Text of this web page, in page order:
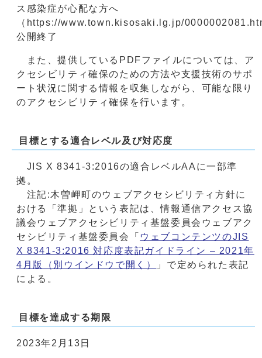
ス感染症が心配な方へ
（https://www.town.kisosaki.lg.jp/
公開終了
また、提供しているPDFファイルについては、ア
クセシビリティ確保のための方法や支援技術のサポ
ート状況に関する情報を収集しながら、可能な限り
のアクセシビリティ確保を行います。
目標とする適合レベル及び対応度
JIS X 8341-3:2016の適合レベルAAに一部準
拠。
注記:木曽岬町のウェブアクセシビリティ方針に
おける「準拠」という表記は、情報通信アクセス協
議会ウェブアクセシビリティ基盤委員会ウェブアク
セシビリティ基盤委員会「 ウェブコンテンツのJIS
X 8341-3:2016 対応度表記ガイドライン ‒ 2021年
4月版
（別ウインドウで開く）
」で定められた表記
による。
目標を達成する期限
2023年2月13日